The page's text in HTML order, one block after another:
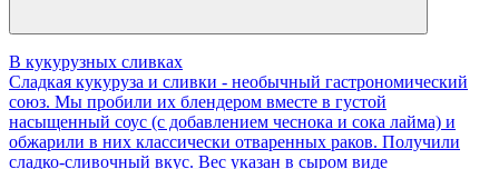
В кукурузных сливках
Сладкая кукуруза и сливки - необычный гастрономический
союз. Мы пробили их блендером вместе в густой
насыщенный соус (с добавлением чеснока и сока лайма) и
обжарили в них классически отваренных раков. Получили
сладко-сливочный вкус. Вес указан в сыром виде